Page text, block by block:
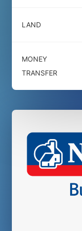
LAND
MONEY
TRANSFER